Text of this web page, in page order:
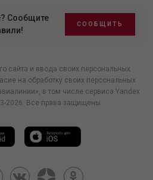
Сообщите
СООБЩИТЬ
сайта и ввода своих персональных
на обработку своих персональных
в том числе сервиса Yandex
2026. Все права защищены.